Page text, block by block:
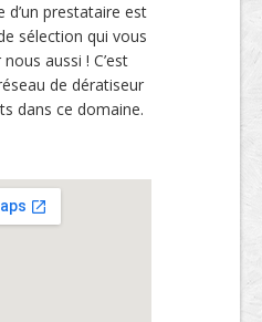
d’un prestataire est
sélection qui vous
aussi ! C’est
de dératiseur
dans ce domaine.